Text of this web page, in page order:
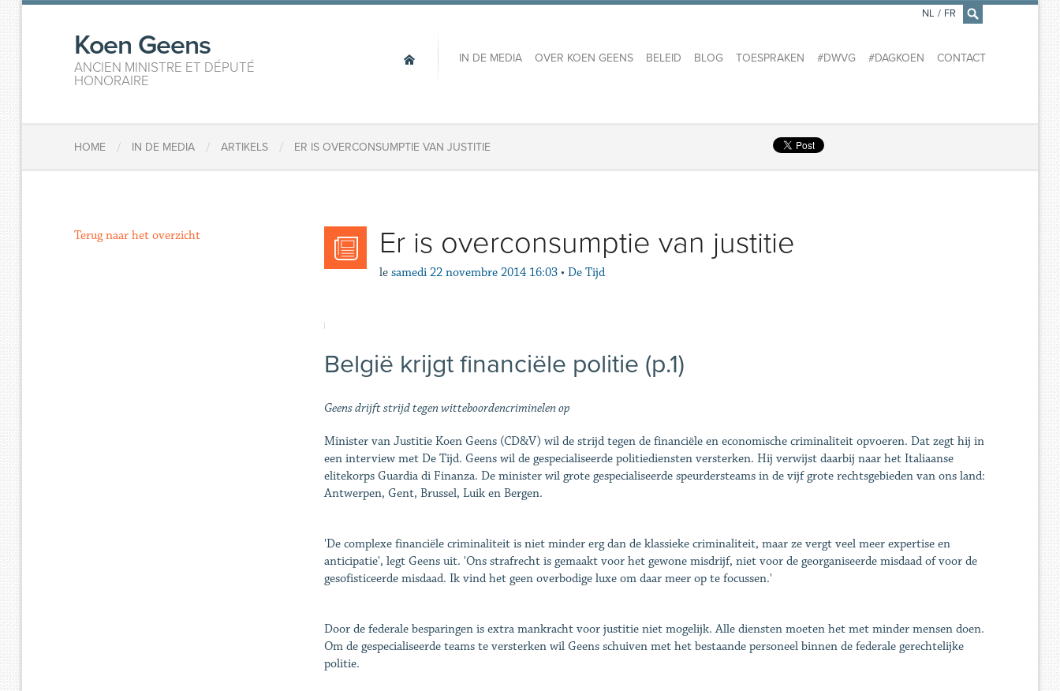
×
Koen Geens
ANCIEN MINISTRE ET DÉPUTÉ
HONORAIRE
IN DE MEDIA OVER KOEN GEENS BELEID BLOG TOESPRAKEN #DWVG #DAGKOEN CONTACT
NL / FR
HOME / IN DE MEDIA / ARTIKELS / ER IS OVERCONSUMPTIE VAN JUSTITIE
Er is overconsumptie van justitie
le samedi 22 novembre 2014 16:03 • De Tijd
België krijgt financiële politie (p.1)
Geens drijft strijd tegen witteboordencriminelen op
Minister van Justitie Koen Geens (CD&V) wil de strijd tegen de financiële en economische criminaliteit opvoeren. Dat zegt hij in
een interview met De Tijd. Geens wil de gespecialiseerde politiediensten versterken. Hij verwijst daarbij naar het Italiaanse
elitekorps Guardia di Finanza. De minister wil grote gespecialiseerde speurdersteams in de vijf grote rechtsgebieden van ons land:
Antwerpen, Gent, Brussel, Luik en Bergen.
'De complexe financiële criminaliteit is niet minder erg dan de klassieke criminaliteit, maar ze vergt veel meer expertise en
anticipatie', legt Geens uit. 'Ons strafrecht is gemaakt voor het gewone misdrijf, niet voor de georganiseerde misdaad of voor de
gesofisticeerde misdaad. Ik vind het geen overbodige luxe om daar meer op te focussen.'
Door de federale besparingen is extra mankracht voor justitie niet mogelijk. Alle diensten moeten het met minder mensen doen.
Om de gespecialiseerde teams te versterken wil Geens schuiven met het bestaande personeel binnen de federale gerechtelijke
politie.
Terug naar het overzicht